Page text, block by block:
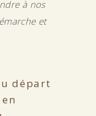
à nos
et
départ